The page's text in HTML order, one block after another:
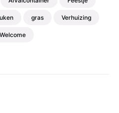
gras Verhuizing
Welcome